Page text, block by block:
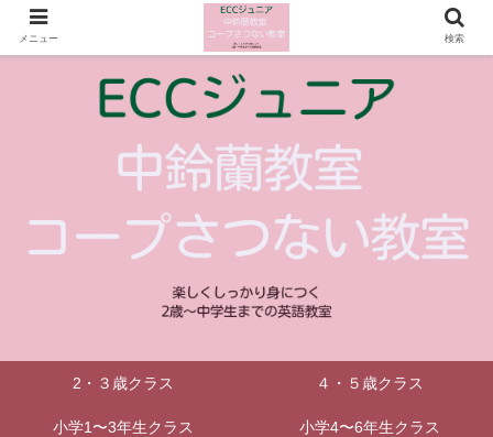
2・３歳クラス ４・５歳クラス
小学1〜3年生クラス 小学4〜6年生クラス
メニュー 検索